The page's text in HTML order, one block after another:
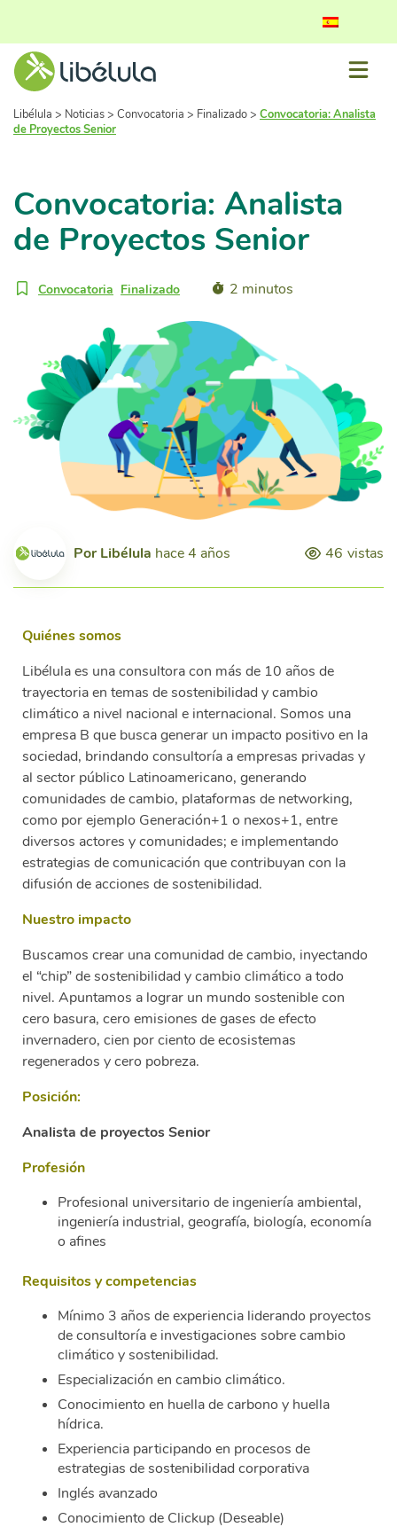
Libélula > Noticias> Convocatoria > Finalizado> Convocatoria: Analista
de Proyectos Senior
Convocatoria: Analista
de Proyectos Senior
Convocatoria Finalizado 2 minutos
PorLibélula hace 4 años 46 vistas
Quiénes somos
Libélula es una consultora con más de 10 años de
trayectoria en temas de sostenibilidad y cambio
climático a nivel nacional e internacional. Somos una
empresa B que busca generar un impacto positivo en la
sociedad, brindando consultoría a empresas privadas y
al sector público Latinoamericano, generando
comunidades de cambio, plataformas de networking,
como por ejemplo Generación+1 o nexos+1, entre
diversos actores y comunidades; e implementando
estrategias de comunicación que contribuyan con la
difusión de acciones de sostenibilidad.
Nuestro impacto
Buscamos crear una comunidad de cambio, inyectando
el “chip” de sostenibilidad y cambio climático a todo
nivel. Apuntamos a lograr un mundo sostenible con
cero basura, cero emisiones de gases de efecto
invernadero, cien por ciento de ecosistemas
regenerados y cero pobreza.
Posición:
Analista de proyectos Senior
Profesión
Profesional universitario de ingeniería ambiental,
ingeniería industrial, geografía, biología, economía
o afines
Requisitos y competencias
Mínimo 3 años de experiencia liderando proyectos
de consultoría e investigaciones sobre cambio
climático y sostenibilidad.
Especialización en cambio climático.
Conocimiento en huella de carbono y huella
hídrica.
Experiencia participando en procesos de
estrategias de sostenibilidad corporativa
Inglés avanzado
Conocimiento de Clickup (Deseable)